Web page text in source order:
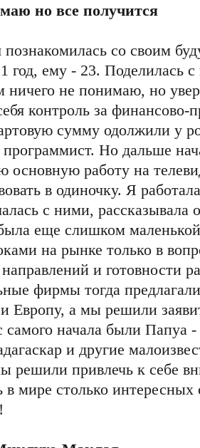
но все получится
познакомилась со своим
год, ему - 23. Поделилась
ничего не понимаю, но
контроль за
сумму одолжили у
Но дальше
основную работу на
в одиночку. Я
с ними,
еще слишком маленькой
на рынке только в
и готовности
фирмы тогда
Европу, а мы решили
начала были Папуа
и другие
решили привлечь к себе
в мире столько интересных